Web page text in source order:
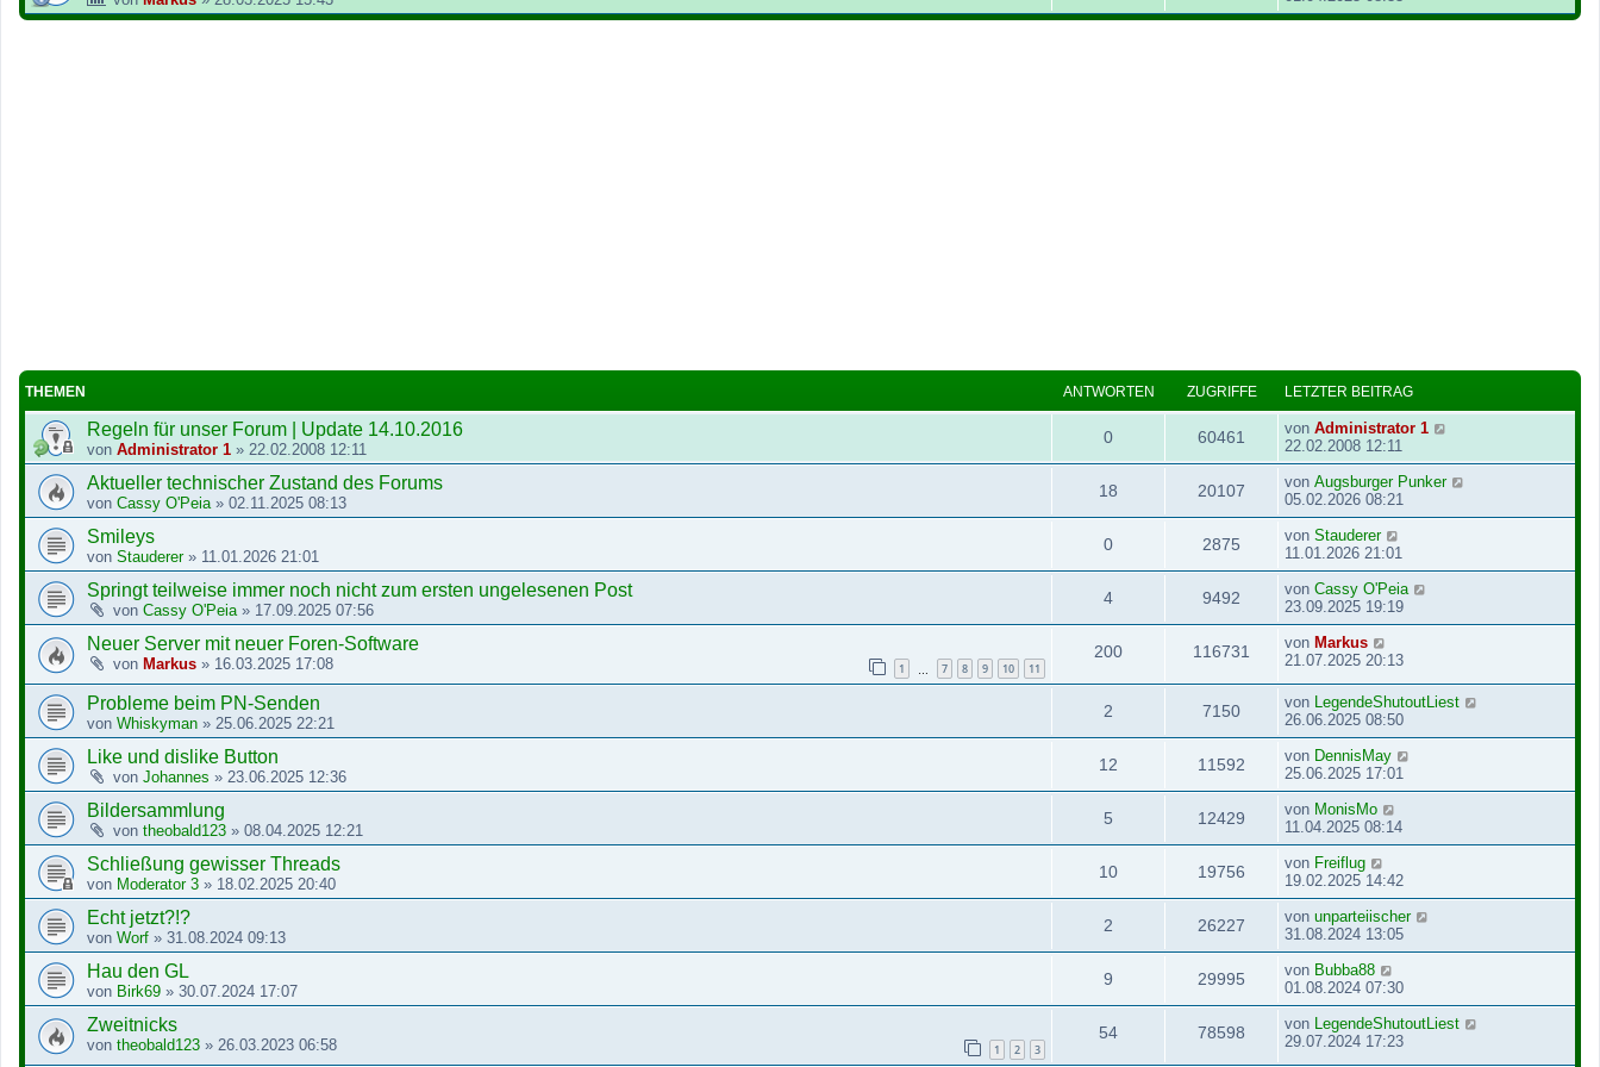
THEMEN ANTWORTEN ZUGRIFFE LETZTER BEITRAG
Regeln für unser Forum | Update 14.10.2016
von Administrator 1 » 22.02.2008 12:11
0 60461 von Administrator 1
22.02.2008 12:11
Aktueller technischer Zustand des Forums
von Cassy O'Peia » 02.11.2025 08:13
18 20107 von Augsburger Punker
05.02.2026 08:21
Smileys
von Stauderer» 11.01.2026 21:01
0 2875 von Stauderer
11.01.2026 21:01
Springt teilweise immer noch nicht zum ersten ungelesenen Post
von Cassy O'Peia » 17.09.2025 07:56
4 9492 von Cassy O'Peia
23.09.2025 19:19
Neuer Server mit neuer Foren-Software
von Markus » 16.03.2025 17:08 1 7 8 9 10 11
200 116731 von Markus
21.07.2025 20:13
Probleme beim PN-Senden
von Whiskyman » 25.06.2025 22:21
2 7150 von
LegendeShutoutLiest
26.06.2025 08:50
Like und dislike Button
von Johannes » 23.06.2025 12:36
12 11592 von DennisMay
25.06.2025 17:01
Bildersammlung
von theobald123 » 08.04.2025 12:21
5 12429 von MonisMo
11.04.2025 08:14
Schließung gewisser Threads
von Moderator 3 » 18.02.2025 20:40
10 19756 von Freiflug
19.02.2025 14:42
Echt jetzt?!?
von Worf » 31.08.2024 09:13
2 26227 von unparteiischer
31.08.2024 13:05
Hau den GL
von Birk69 » 30.07.2024 17:07
9 29995 von Bubba88
01.08.2024 07:30
Zweitnicks
von theobald123 » 26.03.2023 06:58 1 2 3
54 78598 von
LegendeShutoutLiest
29.07.2024 17:23